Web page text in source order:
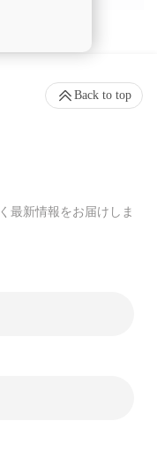
最新情報をお届けしま
Back to top